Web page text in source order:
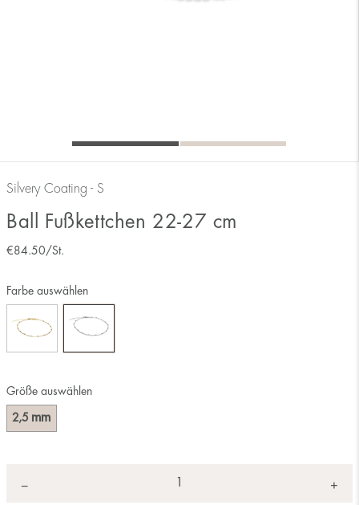
Silvery Coating - S
Ball Fußkettchen 22-27 cm
€84.50/St.
Größe auswählen
2,5 mm
Farbe auswählen
− +